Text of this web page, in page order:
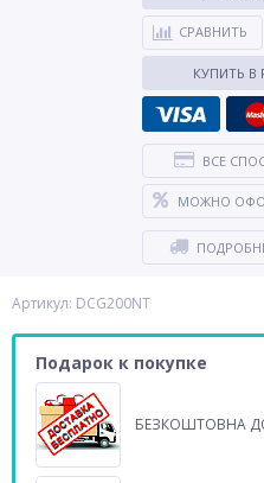
Артикул: DCG200NT
Подарок к покупке
БЕЗКОШТОВНА
СРАВНИТЬ
КУПИТЬ В
ВСЕ
МОЖНО